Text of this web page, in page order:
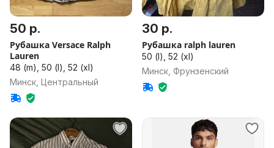
50 р.
Рубашка Versace Ralph
Lauren
48 (m), 50 (l), 52 (xl)
Минск, Центральный
30 р.
Рубашка ralph lauren
50 (l), 52 (xl)
Минск, Фрунзенский